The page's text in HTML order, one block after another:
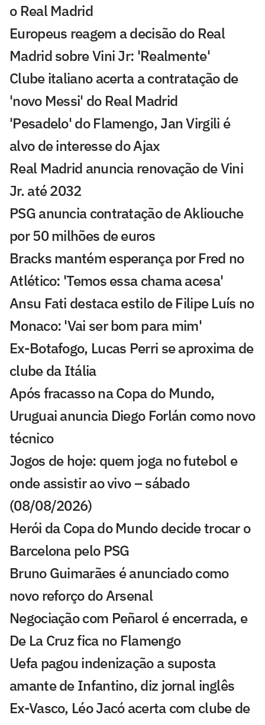
o Real Madrid
Europeus reagem a decisão do Real
Madrid sobre Vini Jr: 'Realmente'
Clube italiano acerta a contratação de
'novo Messi' do Real Madrid
'Pesadelo' do Flamengo, Jan Virgili é
alvo de interesse do Ajax
Real Madrid anuncia renovação de Vini
Jr. até 2032
PSG anuncia contratação de Akliouche
por 50 milhões de euros
Bracks mantém esperança por Fred no
Atlético: 'Temos essa chama acesa'
Ansu Fati destaca estilo de Filipe Luís no
Monaco: 'Vai ser bom para mim'
Ex-Botafogo, Lucas Perri se aproxima de
clube da Itália
Após fracasso na Copa do Mundo,
Uruguai anuncia Diego Forlán como novo
técnico
Jogos de hoje: quem joga no futebol e
onde assistir ao vivo – sábado
(08/08/2026)
Herói da Copa do Mundo decide trocar o
Barcelona pelo PSG
Bruno Guimarães é anunciado como
novo reforço do Arsenal
Negociação com Peñarol é encerrada, e
De La Cruz fica no Flamengo
Uefa pagou indenização a suposta
amante de Infantino, diz jornal inglês
Ex-Vasco, Léo Jacó acerta com clube de